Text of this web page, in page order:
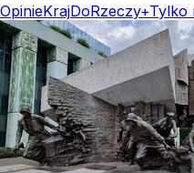
OpinieKrajDoRzeczy+Tylko